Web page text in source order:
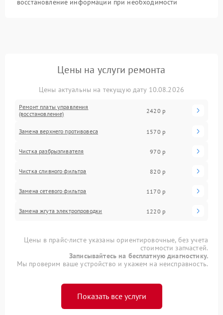
восстановление информации при необходимости
Цены на услуги ремонта
Цены актуальны на текущую дату 10.08.2026
Ремонт платы управления
(восстановление)
2420 р
Замена верхнего противовеса 1570 р
Чистка разбрызгивателя 970 р
Чистка сливного фильтра 820 р
Замена сетевого фильтра 1170 р
Замена жгута электропроводки 1220 р
Цены в прайс-листе указаны ориентировочные, без учета
стоимости запчастей.
Записывайтесь на бесплатную диагностику.
Мы проверим ваше устройство и укажем на неисправность.
Показать все услуги